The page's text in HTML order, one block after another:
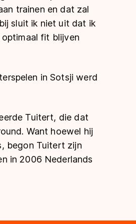
trainen en dat zal
sluit ik niet uit dat ik
optimaal fit blijven
in Sotsji werd
Tuitert, die dat
Want hoewel hij
begon Tuitert zijn
in 2006 Nederlands